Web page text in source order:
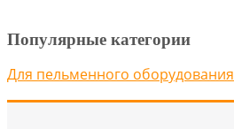
Популярные категории
Для пельменного оборудования